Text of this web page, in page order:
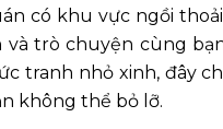
có khu vực ngồi
và trò chuyện cùng
tranh nhỏ xinh, đây
không thể bỏ lỡ.